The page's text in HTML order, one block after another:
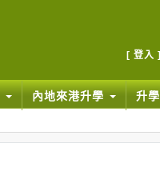
[ 登入 ]
內地來港升學 升